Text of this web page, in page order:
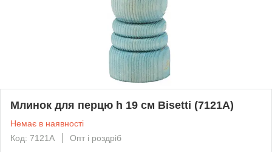
Млинок для перцю h 19 см Bisetti (7121A)
Немає в наявності
Код: 7121A
Опт і роздріб